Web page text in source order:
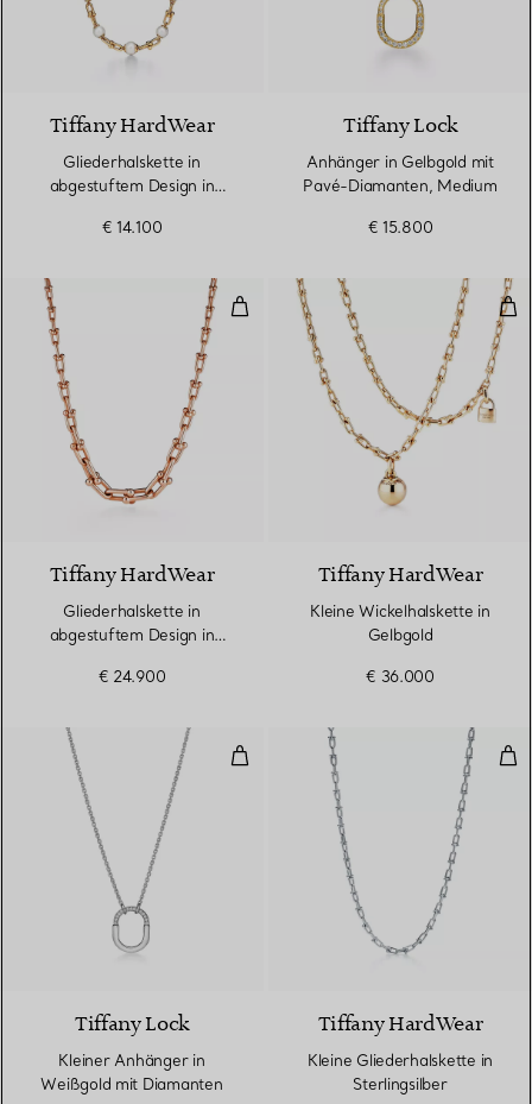
Tiffany HardWear
Gliederhalskette in
abgestuftem Design in
Süßwasserperlen
€ 14.100
Tiffany Lock
Anhänger in Gelbgold mit
Pavé-Diamanten, Medium
€ 15.800
Gliederhalskette in abgestuftem
2 Materialien
Tiffany HardWear
Gliederhalskette in
abgestuftem Design in
€ 24.900
Tiffany HardWear
Kleine Wickelhalskette in
Gelbgold
€ 36.000
Kleiner Anhänger in Weißgold
3 Materialien
Tiffany Lock
Kleiner Anhänger in
Weißgold mit Diamanten
Tiffany HardWear
Kleine Gliederhalskette in
Sterlingsilber